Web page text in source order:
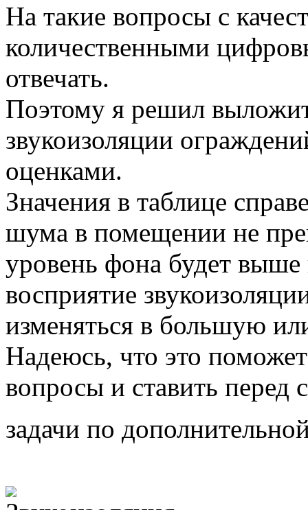
На такие вопросы с
количественными
отвечать.
Поэтому я решил
звукоизоляции
оценками.
Значения в таблице
шума в помещении не
уровень фона будет
восприятие
изменяться в большую
Надеюсь, что это
вопросы и ставить перед
задачи по